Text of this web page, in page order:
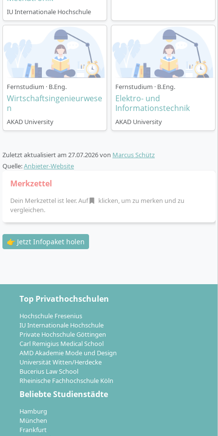
Formaten und ortsunabhängigen Prüfungen. Der
wöchentliche Lernaufwand liegt bei rund
Präsenztermine sind im Lehrplan vorgesehen;
Prüfungen kannst du flexibel online ablegen.
Fernstudium mit Online-Campus und
Präsenzanteilen
AKAD organisiert das Programm vollständig digital
und Terminplanung. Ergänzend sind Präsenzseminare
und Prüfungsvorbereitung bündeln – ein wichtiges
Element für Anwendungsfächer der Mechatronik.
Studienort und Lernumgebung
Austauschplattform. Du lernst in deinem Tempo, nutzt
Webinare und erhältst Rückmeldungen der
Du profitierst von persönlicher Studienbetreuung,
klaren Studienplänen und begleitenden
Übungsformaten. Strukturierte Skripte, Self-
Assessments und Beispielklausuren helfen, Inhalte zu
verankern. Der Fokus liegt auf der Verbindung aus
Theorie, Simulation und anwendungsnahen Aufgaben.
Prüfungsformate und Leistungsnachweise
IU Internationale Hochschule
Fernstudium · B.Eng.
Wirtschaftsingenieurwese
n
AKAD University
Fernstudium · B.Eng.
Elektro- und
Informationstechnik
AKAD University
Zuletzt aktualisiert am 27.07.2026von Marcus Schütz
Quelle:Anbieter-Website
Merkzettel
Dein Merkzettel ist leer. Auf
klicken, um zu merken und zu
vergleichen.
👉 Jetzt Infopaket holen
Top Privathochschulen
Hochschule Fresenius
IU Internationale Hochschule
Private Hochschule Göttingen
Carl Remigius Medical School
AMD Akademie Mode und Design
Universität Witten/Herdecke
Bucerius Law School
Rheinische Fachhochschule Köln
Beliebte Studienstädte
Hamburg
München
Frankfurt